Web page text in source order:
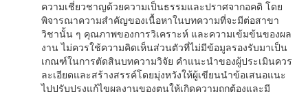
ความเชี่ยวชาญด้วยความเป็นธรรมและปราศจากอคติ โดย
พิจารณาความสำคัญของเนื้อหาในบทความที่จะมีต่อสาขา
วิชานั้น ๆ คุณภาพของการวิเคราะห์ และความเข้มข้นของผล
งาน ไม่ควรใช้ความคิดเห็นส่วนตัวที่ไม่มีข้อมูลรองรับมาเป็น
เกณฑ์ในการตัดสินบทความวิจัย คำแนะนำของผู้ประเมินควร
ละเอียดและสร้างสรรค์โดยมุ่งหวังให้ผู้เขียนนำข้อเสนอแนะ
ไปปรับปรุงแก้ไขผลงานของตนให้เกิดความถูกต้องและมี